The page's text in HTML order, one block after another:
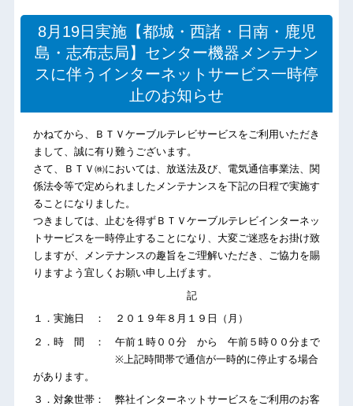
8月19日実施【都城・西諸・日南・鹿児
島・志布志局】センター機器メンテナン
スに伴うインターネットサービス一時停
止のお知らせ
かねてから、ＢＴＶケーブルテレビサービスをご利用いただき
まして、誠に有り難うございます。
さて、ＢＴＶ㈱においては、放送法及び、電気通信事業法、関
係法令等で定められましたメンテナンスを下記の日程で実施す
ることになりました。
つきましては、止むを得ずＢＴＶケーブルテレビインターネッ
トサービスを一時停止することになり、大変ご迷惑をお掛け致
しますが、メンテナンスの趣旨をご理解いただき、ご協力を賜
りますよう宜しくお願い申し上げます。
記
１．実施日 ： ２０１９年８月１９日（月）
２．時 間 ： 午前１時００分 から 午前５時００分まで
※上記時間帯で通信が一時的に停止する場合
があります。
３．対象世帯： 弊社インターネットサービスをご利用のお客